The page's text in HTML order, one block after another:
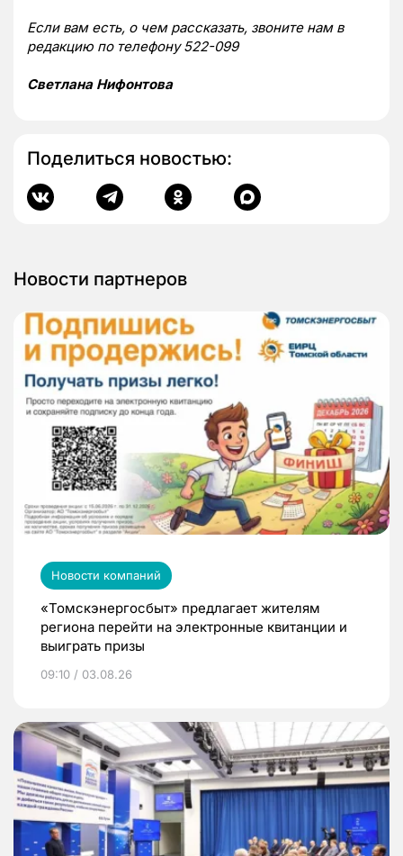
Если вам есть, о чем рассказать, звоните нам в
редакцию по телефону 522-099
Светлана Нифонтова
Поделиться новостью:
Новости партнеров
Новости компаний
«Томскэнергосбыт» предлагает жителям
региона перейти на электронные квитанции и
выиграть призы
09:10 / 03.08.26